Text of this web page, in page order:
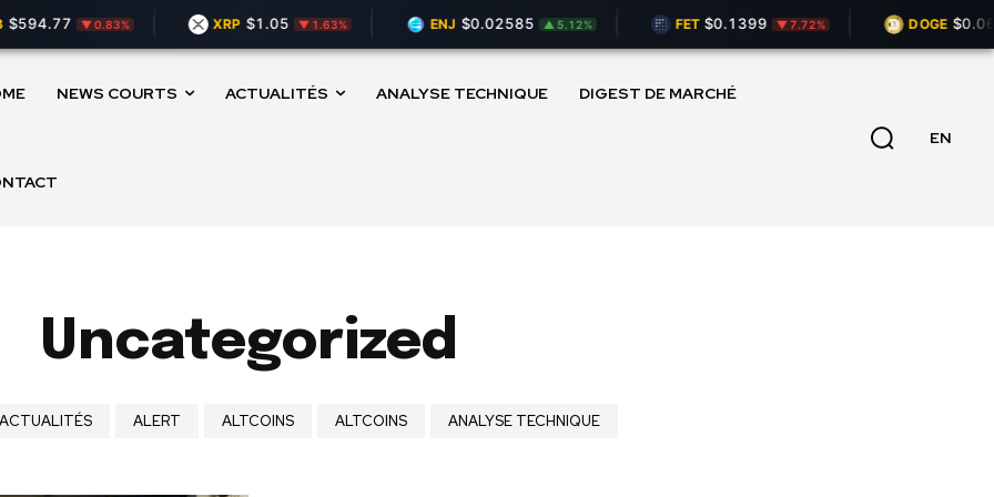
▼ 0.83% XRP $1.05 ▼ 1.63% ENJ $0.02585 ▲ 5.12% FET $0.1399 ▼ 7.72% DOGE
NEWS COURTS ACTUALITÉS ANALYSE TECHNIQUE DIGEST DE MARCHÉ
EN
Uncategorized
ACTUALITÉS ALERT ALTCOINS ALTCOINS ANALYSE TECHNIQUE